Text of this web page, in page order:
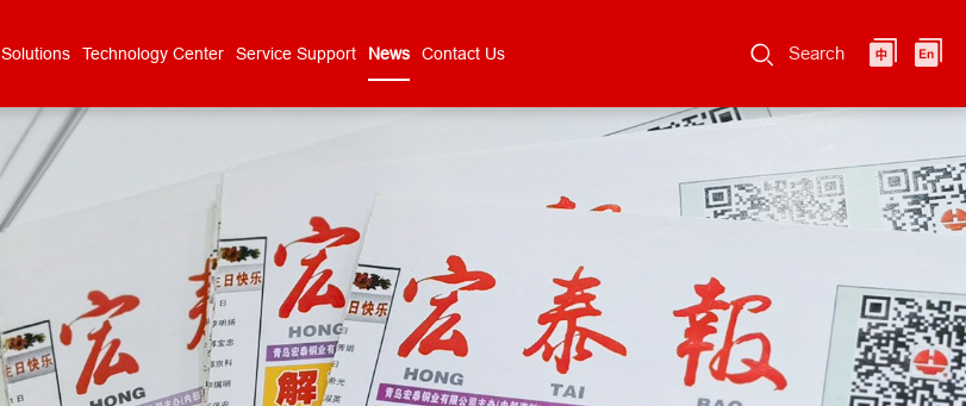
Search
Solutions Technology Center Service Support News Contact Us